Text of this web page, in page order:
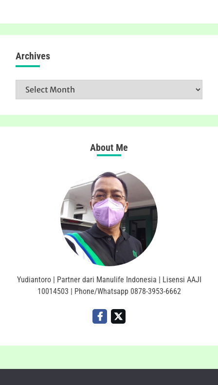
Archives
Archives
About Me
Yudiantoro | Partner dari Manulife Indonesia | Lisensi AAJI
10014503 | Phone/Whatsapp 0878-3953-6662